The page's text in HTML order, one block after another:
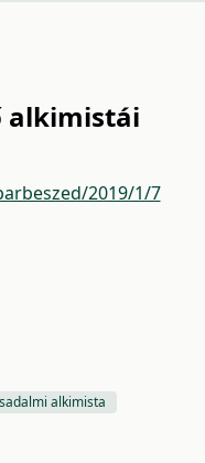
alkimistái
2019/1/7
alkimista